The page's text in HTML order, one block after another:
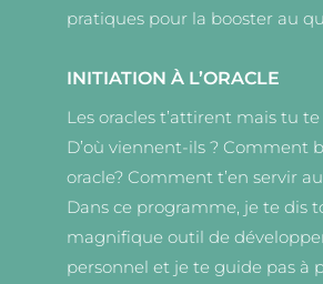
pratiques pour la booster au
INITIATION À L’ORACLE
Les oracles t’attirent mais tu
D’où viennent-ils ? Comment
oracle? Comment t’en servir
Dans ce programme, je te dis
magnifique outil de
personnel et je te guide pas à